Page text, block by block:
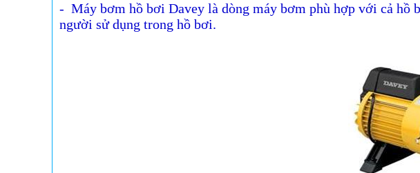
- Máy bơm hồ bơi Davey là dòng máy bơm phù hợp với cả hồ
người sử dụng trong hồ bơi.